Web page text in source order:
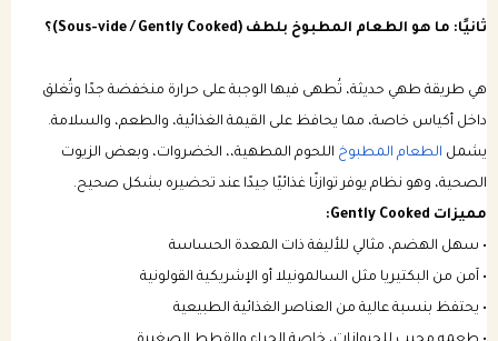
ثانيًا: ما هو الطعام المطبوخ بلطف (Sous-vide / Gently Cooked)؟
هي طريقة طهي حديثة، تُطهى فيها الوجبة على حرارة منخفضة جدًا وتُغلق
داخل أكياس خاصة، مما يحافظ على القيمة الغذائية، والطعم، والسلامة.
يشملالطعام المطبوخاللحوم المطهية،، الخضروات، وبعض الزيوت
الصحية، وهو نظام يوفر توازنًا غذائيًا جيدًا عند تحضيره بشكل صحيح.
مميزات Gently Cooked:
• سهل الهضم، مثالي للأليفة ذات المعدة الحساسة
• آمن من البكتيريا مثل السالمونيلا أو الإشريكية القولونية
• يحتفظ بنسبة عالية من العناصر الغذائية الطبيعية